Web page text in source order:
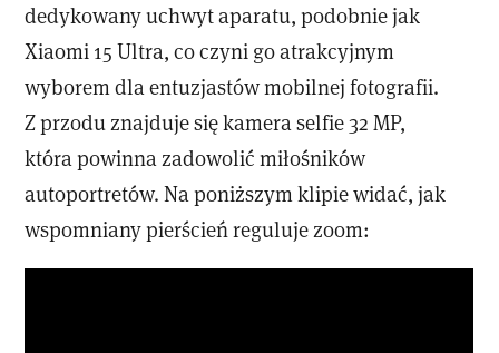
dedykowany uchwyt aparatu, podobnie jak
Xiaomi 15 Ultra, co czyni go atrakcyjnym
wyborem dla entuzjastów mobilnej fotografii.
Z przodu znajduje się kamera selfie 32 MP,
która powinna zadowolić miłośników
autoportretów. Na poniższym klipie widać, jak
wspomniany pierścień reguluje zoom: